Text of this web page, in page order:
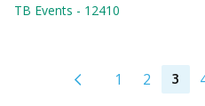
TB Events - 12410
1 2 3